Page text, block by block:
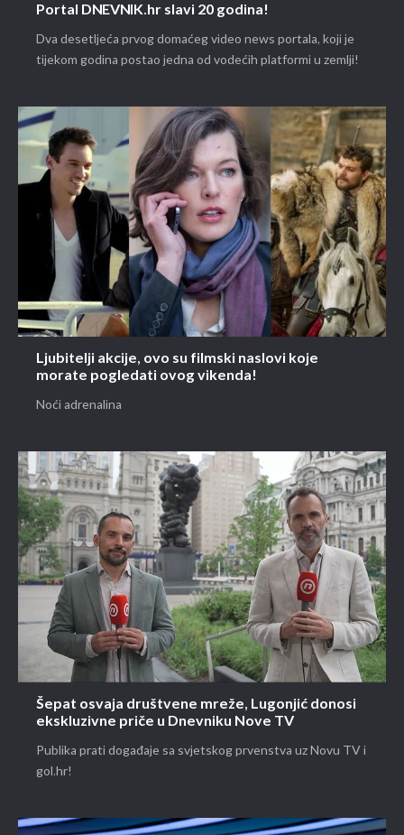
Portal DNEVNIK.hr slavi 20 godina!
Dva desetljeća prvog domaćeg video news portala, koji je
tijekom godina postao jedna od vodećih platformi u zemlji!
Ljubitelji akcije, ovo su filmski naslovi koje
morate pogledati ovog vikenda!
Noći adrenalina
Šepat osvaja društvene mreže, Lugonjić donosi
ekskluzivne priče u Dnevniku Nove TV
Publika prati događaje sa svjetskog prvenstva uz Novu TV i
gol.hr!